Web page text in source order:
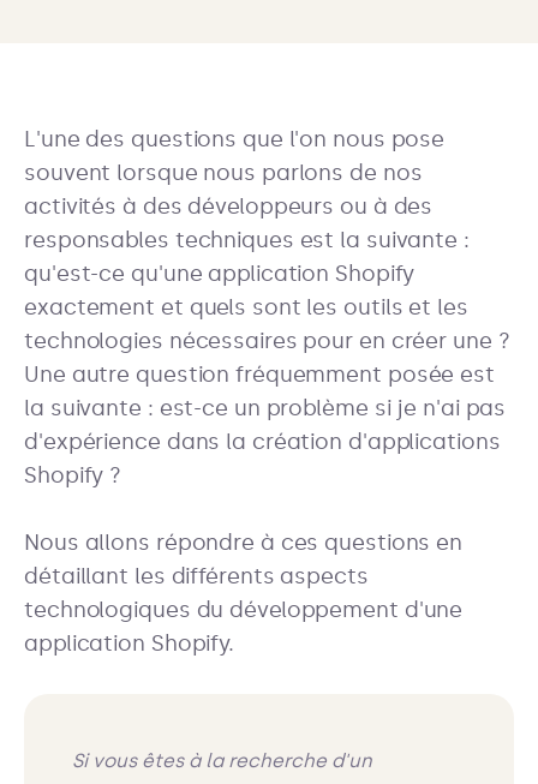
L'une des questions que l'on nous pose
souvent lorsque nous parlons de nos
activités à des développeurs ou à des
responsables techniques est la suivante :
qu'est-ce qu'une application Shopify
exactement et quels sont les outils et les
technologies nécessaires pour en créer une ?
Une autre question fréquemment posée est
la suivante : est-ce un problème si je n'ai pas
d'expérience dans la création d'applications
Shopify ?
Nous allons répondre à ces questions en
détaillant les différents aspects
technologiques du développement d'une
application Shopify.
Si vous êtes à la recherche d'un